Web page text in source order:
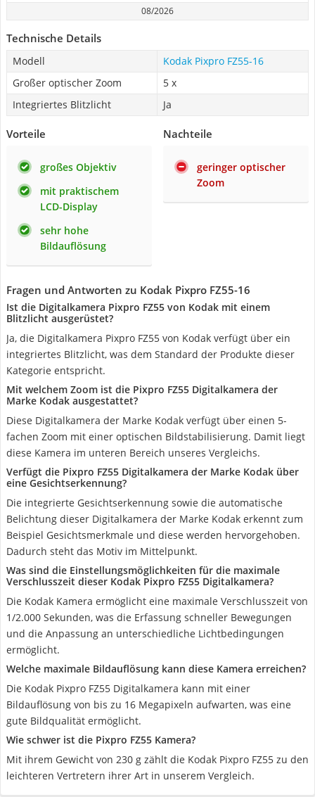
08/2026
Technische Details
Modell
Kodak Pixpro FZ55-16
Großer optischer Zoom
5 x
Integriertes Blitzlicht
Ja
Vorteile
großes Objektiv
mit praktischem
LCD-Display
sehr hohe
Bildauflösung
Nachteile
geringer optischer
Zoom
Fragen und Antworten zu Kodak Pixpro FZ55-16
Ist die Digitalkamera Pixpro FZ55 von Kodak mit einem
Blitzlicht ausgerüstet?
Ja, die Digitalkamera Pixpro FZ55 von Kodak verfügt über ein
integriertes Blitzlicht, was dem Standard der Produkte dieser
Kategorie entspricht.
Mit welchem Zoom ist die Pixpro FZ55 Digitalkamera der
Marke Kodak ausgestattet?
Diese Digitalkamera der Marke Kodak verfügt über einen 5-
fachen Zoom mit einer optischen Bildstabilisierung. Damit liegt
diese Kamera im unteren Bereich unseres Vergleichs.
Verfügt die Pixpro FZ55 Digitalkamera der Marke Kodak über
eine Gesichtserkennung?
Die integrierte Gesichtserkennung sowie die automatische
Belichtung dieser Digitalkamera der Marke Kodak erkennt zum
Beispiel Gesichtsmerkmale und diese werden hervorgehoben.
Dadurch steht das Motiv im Mittelpunkt.
Was sind die Einstellungsmöglichkeiten für die maximale
Verschlusszeit dieser Kodak Pixpro FZ55 Digitalkamera?
Die Kodak Kamera ermöglicht eine maximale Verschlusszeit von
1/2.000 Sekunden, was die Erfassung schneller Bewegungen
und die Anpassung an unterschiedliche Lichtbedingungen
ermöglicht.
Welche maximale Bildauflösung kann diese Kamera erreichen?
Die Kodak Pixpro FZ55 Digitalkamera kann mit einer
Bildauflösung von bis zu 16 Megapixeln aufwarten, was eine
gute Bildqualität ermöglicht.
Wie schwer ist die Pixpro FZ55 Kamera?
Mit ihrem Gewicht von 230 g zählt die Kodak Pixpro FZ55 zu den
leichteren Vertretern ihrer Art in unserem Vergleich.